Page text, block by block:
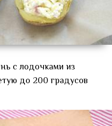
с лодочками из
до 200 градусов